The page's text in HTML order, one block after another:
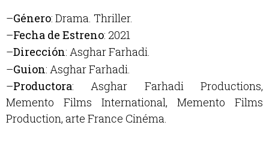
–Género: Drama. Thriller.
–Fecha de Estreno: 2021
–Dirección: Asghar Farhadi.
–Guion: Asghar Farhadi.
–Productora:Asghar Farhadi Productions,
Memento Films International, Memento Films
Production, arte France Cinéma.